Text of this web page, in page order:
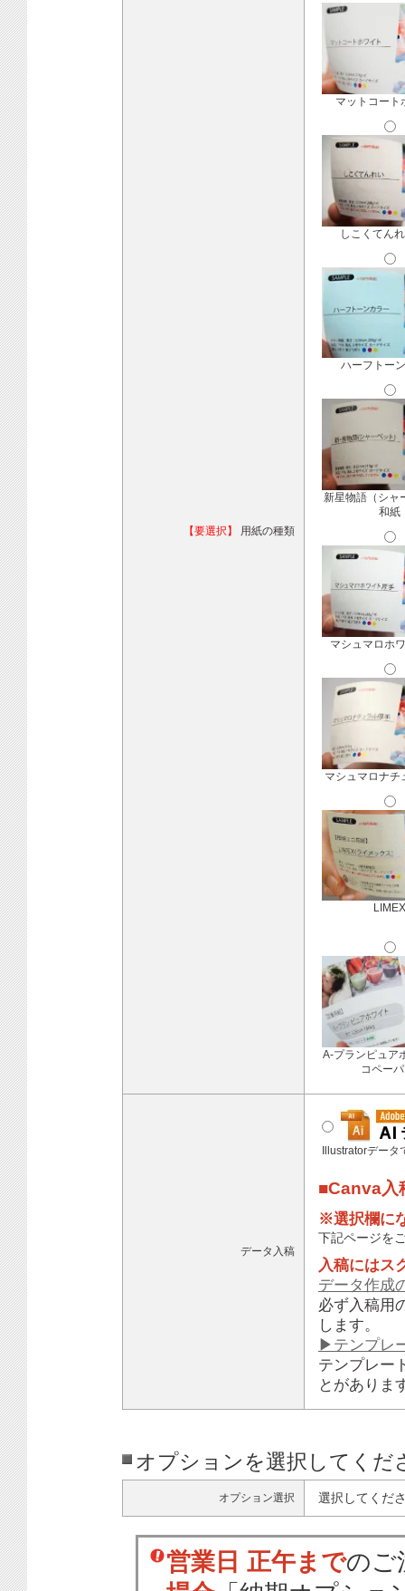
【要選択】 用紙の種類
マットコート
しこくてん
ハーフトー
新星物語（シャ
和紙
マシュマロホ
マシュマロナチ
A-プランピュア
コペー
データ入稿
Illustratorデータ
■Canva入
※選択欄に
下記ページを
入稿にはス
データ作成
必ず入稿用
します。
▶テンプレ
テンプレー
とがありま
オプションを選択してくだ
オプション選択 選択してくだ
営業日 正午までのご